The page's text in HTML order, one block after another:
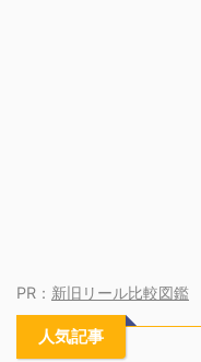
PR： 新旧リール比較図鑑
人気記事